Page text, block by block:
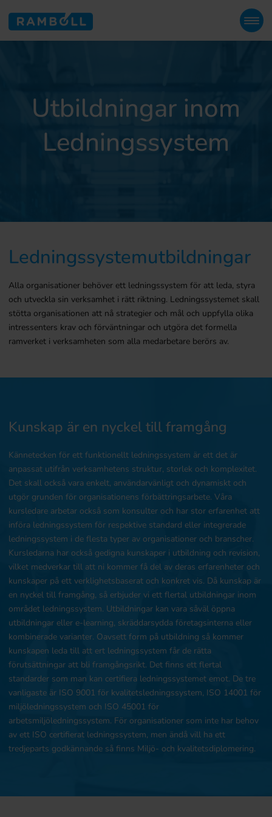
Utbildningar inom
Ledningssystem
Ledningssystemutbildningar
Alla organisationer behöver ett ledningssystem för att leda, styra
och utveckla sin verksamhet i rätt riktning. Ledningssystemet skall
stötta organisationen att nå strategier och mål och uppfylla olika
intressenters krav och förväntningar och utgöra det formella
ramverket i verksamheten som alla medarbetare berörs av.
Kunskap är en nyckel till framgång
Kännetecken för ett funktionellt ledningssystem är ett det är
anpassat utifrån verksamhetens struktur, storlek och komplexitet.
Det skall också vara enkelt, användarvänligt och dynamiskt och
utgör grunden för organisationens förbättringsarbete. Våra
kursledare arbetar också som konsulter och har stor erfarenhet att
införa ledningssystem för respektive standard eller integrerade
ledningssystem i de flesta typer av organisationer och branscher.
Kursledarna har också gedigna kunskaper i utbildning och revision,
vilket medverkar till att ni kommer få del av deras erfarenheter och
kunskaper på ett verklighetsbaserat och konkret vis. Då kunskap är
en nyckel till framgång, så erbjuder vi ett flertal utbildningar inom
området ledningssystem. Utbildningar kan vara såväl öppna
utbildningar eller e-learning, skräddarsydda företagsinterna eller
kombinerade varianter. Oavsett form på utbildning så kommer
kunskapen leda till att ert ledningssystem får de rätta
förutsättningar att bli framgångsrikt. Det finns ett flertal
standarder som man kan certifiera ledningssystemet emot. De tre
vanligaste är ISO 9001 för kvalitetsledningssystem, ISO 14001 för
miljöledningssystem och ISO 45001 för
arbetsmiljöledningssystem. För organisationer som inte har behov
av ett ISO certifierat ledningssystem, men ändå vill ha ett
tredjeparts godkännande så finns Miljö- och kvalitetsdiplomering.